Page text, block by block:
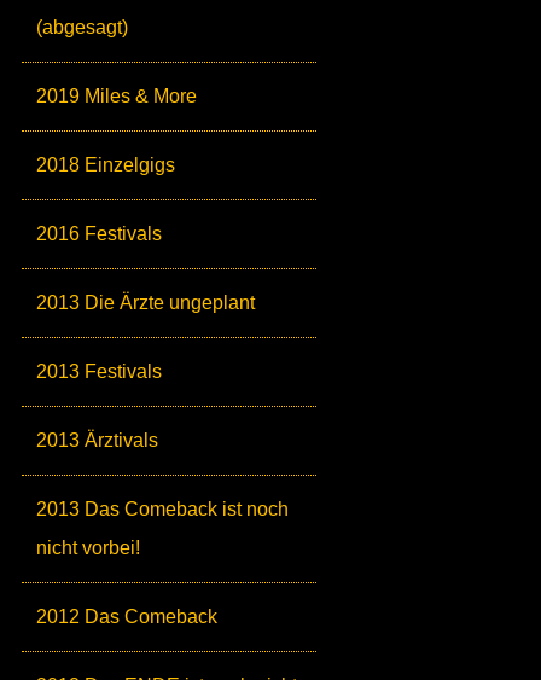
(abgesagt)
2019 Miles & More
2018 Einzelgigs
2016 Festivals
2013 Die Ärzte ungeplant
2013 Festivals
2013 Ärztivals
2013 Das Comeback ist noch
nicht vorbei!
2012 Das Comeback